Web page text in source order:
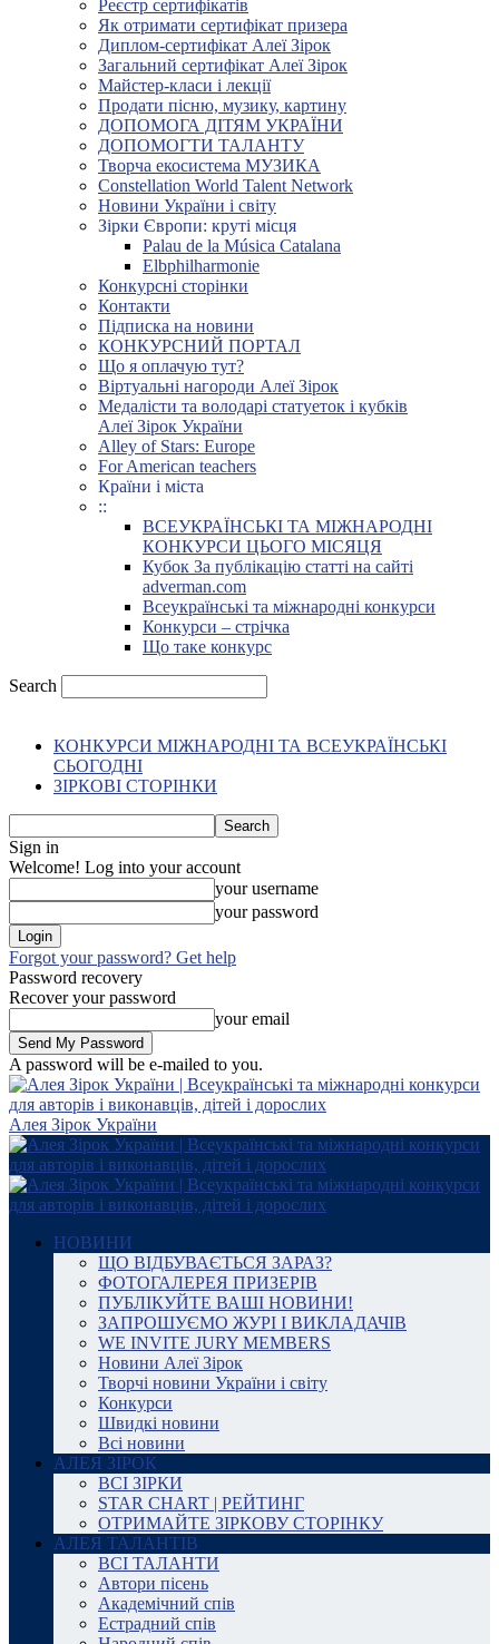
Реєстр сертифікатів
Як отримати сертифікат призера
Диплом-сертифікат Алеї Зірок
Загальний сертифікат Алеї Зірок
Майстер-класи і лекції
Продати пісню, музику, картину
ДОПОМОГА ДІТЯМ УКРАЇНИ
ДОПОМОГТИ ТАЛАНТУ
Творча екосистема МУЗИКА
Constellation World Talent Network
Новини України і світу
Зірки Європи: круті місця
Palau de la Música Catalana
Elbphilharmonie
Конкурсні сторінки
Контакти
Підписка на новини
КОНКУРСНИЙ ПОРТАЛ
Що я оплачую тут?
Віртуальні нагороди Алеї Зірок
Медалісти та володарі статуеток і кубків
Алеї Зірок України
Alley of Stars: Europe
For American teachers
Країни і міста
::
ВСЕУКРАЇНСЬКІ ТА МІЖНАРОДНІ
КОНКУРСИ ЦЬОГО МІСЯЦЯ
Кубок За публікацію статті на сайті
adverman.com
Всеукраїнські та міжнародні конкурси
Конкурси – стрічка
Що таке конкурс
Search
КОНКУРСИ МІЖНАРОДНІ ТА ВСЕУКРАЇНСЬКІ
СЬОГОДНІ
ЗІРКОВІ СТОРІНКИ
Sign in
Welcome! Log into your account
your username
your password
Forgot your password? Get help
Password recovery
Recover your password
your email
A password will be e-mailed to you.
Алея Зірок України
НОВИНИ
ЩО ВІДБУВАЄТЬСЯ ЗАРАЗ?
ФОТОГАЛЕРЕЯ ПРИЗЕРІВ
ПУБЛІКУЙТЕ ВАШІ НОВИНИ!
ЗАПРОШУЄМО ЖУРІ І ВИКЛАДАЧІВ
WE INVITE JURY MEMBERS
Новини Алеї Зірок
Творчі новини України і світу
Конкурси
Швидкі новини
Всі новини
АЛЕЯ ЗІРОК
ВСІ ЗІРКИ
STAR CHART | РЕЙТИНГ
ОТРИМАЙТЕ ЗІРКОВУ СТОРІНКУ
АЛЕЯ ТАЛАНТІВ
ВСІ ТАЛАНТИ
Автори пісень
Академічний спів
Естрадний спів